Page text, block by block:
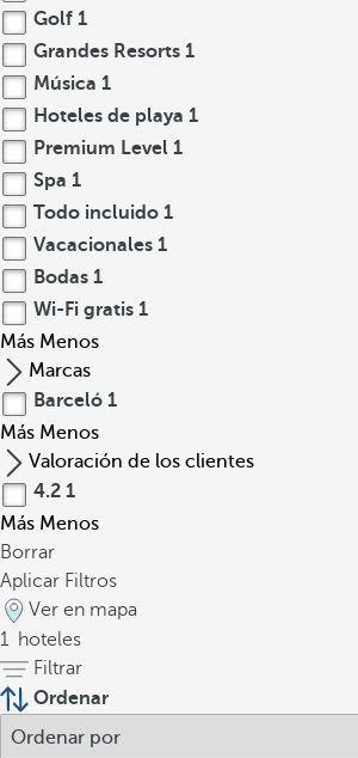
Golf 1
Grandes Resorts 1
Música 1
Hoteles de playa 1
Premium Level 1
Spa 1
Todo incluido 1
Vacacionales 1
Bodas 1
Wi-Fi gratis 1
Más Menos
Marcas
Barceló 1
Más Menos
Valoración de los clientes
4.2 1
Más Menos
Borrar
Aplicar Filtros
Ver en mapa
1 hoteles
Filtrar
Ordenar